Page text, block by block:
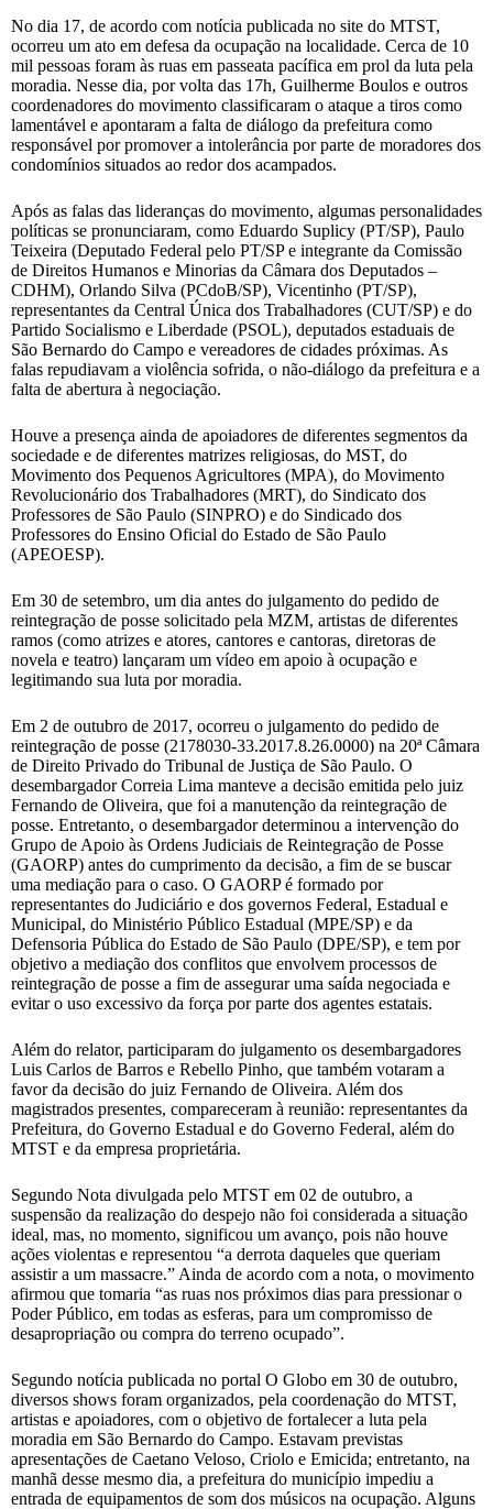
No dia 17, de acordo com notícia publicada no site do MTST,
ocorreu um ato em defesa da ocupação na localidade. Cerca de 10
mil pessoas foram às ruas em passeata pacífica em prol da luta pela
moradia. Nesse dia, por volta das 17h, Guilherme Boulos e outros
coordenadores do movimento classificaram o ataque a tiros como
lamentável e apontaram a falta de diálogo da prefeitura como
responsável por promover a intolerância por parte de moradores dos
condomínios situados ao redor dos acampados.
Após as falas das lideranças do movimento, algumas personalidades
políticas se pronunciaram, como Eduardo Suplicy (PT/SP), Paulo
Teixeira (Deputado Federal pelo PT/SP e integrante da Comissão
de Direitos Humanos e Minorias da Câmara dos Deputados –
CDHM), Orlando Silva (PCdoB/SP), Vicentinho (PT/SP),
representantes da Central Única dos Trabalhadores (CUT/SP) e do
Partido Socialismo e Liberdade (PSOL), deputados estaduais de
São Bernardo do Campo e vereadores de cidades próximas. As
falas repudiavam a violência sofrida, o não-diálogo da prefeitura e a
falta de abertura à negociação.
Houve a presença ainda de apoiadores de diferentes segmentos da
sociedade e de diferentes matrizes religiosas, do MST, do
Movimento dos Pequenos Agricultores (MPA), do Movimento
Revolucionário dos Trabalhadores (MRT), do Sindicato dos
Professores de São Paulo (SINPRO) e do Sindicado dos
Professores do Ensino Oficial do Estado de São Paulo
(APEOESP).
Em 30 de setembro, um dia antes do julgamento do pedido de
reintegração de posse solicitado pela MZM, artistas de diferentes
ramos (como atrizes e atores, cantores e cantoras, diretoras de
novela e teatro) lançaram um vídeo em apoio à ocupação e
legitimando sua luta por moradia.
Em 2 de outubro de 2017, ocorreu o julgamento do pedido de
reintegração de posse (2178030-33.2017.8.26.0000) na 20ª Câmara
de Direito Privado do Tribunal de Justiça de São Paulo. O
desembargador Correia Lima manteve a decisão emitida pelo juiz
Fernando de Oliveira, que foi a manutenção da reintegração de
posse. Entretanto, o desembargador determinou a intervenção do
Grupo de Apoio às Ordens Judiciais de Reintegração de Posse
(GAORP) antes do cumprimento da decisão, a fim de se buscar
uma mediação para o caso. O GAORP é formado por
representantes do Judiciário e dos governos Federal, Estadual e
Municipal, do Ministério Público Estadual (MPE/SP) e da
Defensoria Pública do Estado de São Paulo (DPE/SP), e tem por
objetivo a mediação dos conflitos que envolvem processos de
reintegração de posse a fim de assegurar uma saída negociada e
evitar o uso excessivo da força por parte dos agentes estatais.
Além do relator, participaram do julgamento os desembargadores
Luis Carlos de Barros e Rebello Pinho, que também votaram a
favor da decisão do juiz Fernando de Oliveira. Além dos
magistrados presentes, compareceram à reunião: representantes da
Prefeitura, do Governo Estadual e do Governo Federal, além do
MTST e da empresa proprietária.
Segundo Nota divulgada pelo MTST em 02 de outubro, a
suspensão da realização do despejo não foi considerada a situação
ideal, mas, no momento, significou um avanço, pois não houve
ações violentas e representou “a derrota daqueles que queriam
assistir a um massacre.” Ainda de acordo com a nota, o movimento
afirmou que tomaria “as ruas nos próximos dias para pressionar o
Poder Público, em todas as esferas, para um compromisso de
desapropriação ou compra do terreno ocupado”.
Segundo notícia publicada no portal O Globo em 30 de outubro,
diversos shows foram organizados, pela coordenação do MTST,
artistas e apoiadores, com o objetivo de fortalecer a luta pela
moradia em São Bernardo do Campo. Estavam previstas
apresentações de Caetano Veloso, Criolo e Emicida; entretanto, na
manhã desse mesmo dia, a prefeitura do município impediu a
entrada de equipamentos de som dos músicos na ocupação. Alguns